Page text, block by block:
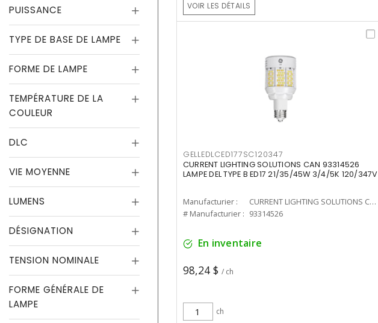
PUISSANCE
TYPE DE BASE DE LAMPE
FORME DE LAMPE
TEMPÉRATURE DE LA
COULEUR
DLC
VIE MOYENNE
LUMENS
DÉSIGNATION
TENSION NOMINALE
FORME GÉNÉRALE DE
LAMPE
VOIR LES DÉTAILS
GELLEDLCED177SC120347
CURRENT LIGHTING SOLUTIONS CAN 93314526
LAMPE DEL TYPE B ED17 21/35/45W 3/4/5K 120/347V
Manufacturier :
CURRENT LIGHTING SOLUTIONS CAN
# Manufacturier : 93314526
En inventaire
98,24 $ / ch
ch